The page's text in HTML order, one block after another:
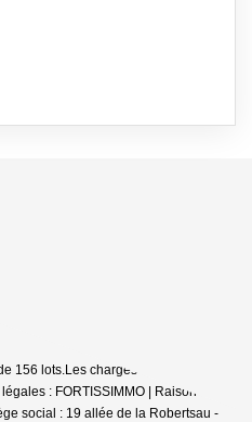
156 lots.Les charges annuelles sont
: FORTISSIMMO | Raison
social : 19 allée de la Robertsau -